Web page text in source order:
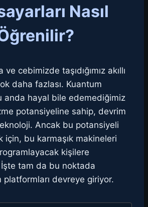
Nasıl
cebimizde taşıdığımız akıllı
daha fazlası. Kuantum
anda hayal bile edemediğimiz
potansiyeline sahip, devrim
Ancak bu potansiyeli
için, bu karmaşık makineleri
kişilere
İşte tam da bu noktada
devreye giriyor.